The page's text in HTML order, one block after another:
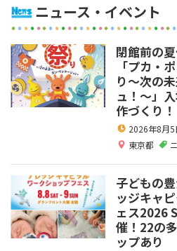
ニュース・イベント
閉館前の
「プカ・
り～次の
ュ！～」
作づくり！
2026年8月5
東京都
子どもの
ッジキャ
ェス2026
催！22の
ップあり